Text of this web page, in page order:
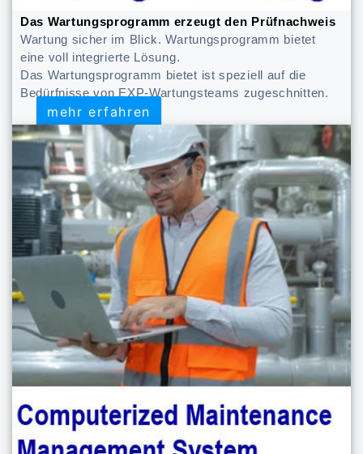
Das Wartungsprogramm erzeugt den Prüfnachweis
Wartung sicher im Blick. Wartungsprogramm bietet
eine voll integrierte Lösung.
Das Wartungsprogramm bietet ist speziell auf die
Bedürfnisse von EXP-Wartungsteams zugeschnitten.
mehr erfahren
mehr erfahren